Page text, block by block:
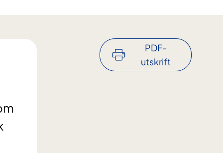
PDF-
utskrift